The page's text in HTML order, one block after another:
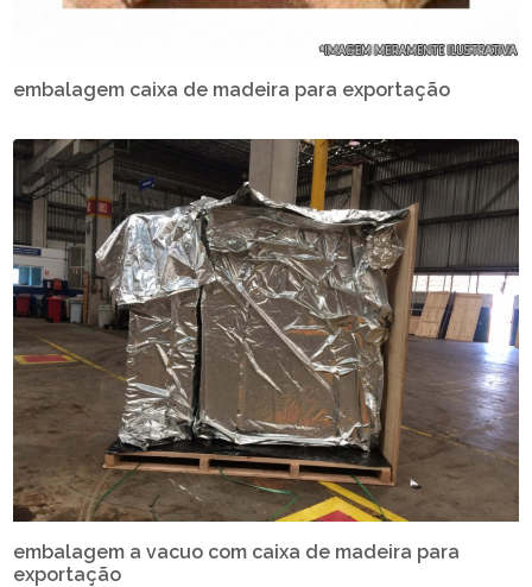
embalagem caixa de madeira para exportação
embalagem a vacuo com caixa de madeira para
exportação